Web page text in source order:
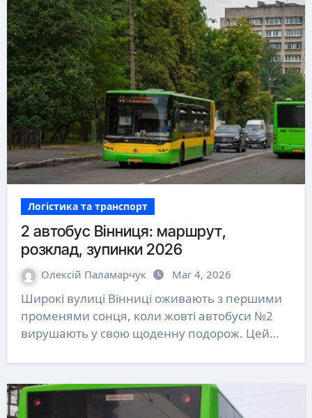
Логістика та транспорт
2 автобус Вінниця: маршрут,
розклад, зупинки 2026
Олексій Паламарчук Mar 4, 2026
Широкі вулиці Вінниці оживають з першими
променями сонця, коли жовті автобуси №2
вирушають у свою щоденну подорож. Цей…